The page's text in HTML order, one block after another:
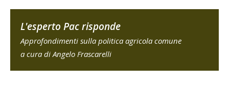
L'esperto Pac risponde
Approfondimenti sulla politica agricola comune
a cura di Angelo Frascarelli